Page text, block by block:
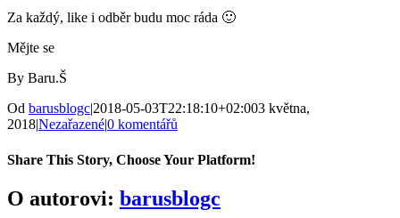
Za každý, like i odběr budu moc ráda 🙂
Mějte se
By Baru.Š
Od barusblogc|2018-05-03T22:18:10+02:003 května,
2018|Nezařazené|0 komentářů
Share This Story, Choose Your Platform!
Facebook
Twitter
Reddit
LinkedIn
WhatsApp
Tumblr
Pinterest
Vk
E-
mail
O autorovi: barusblogc